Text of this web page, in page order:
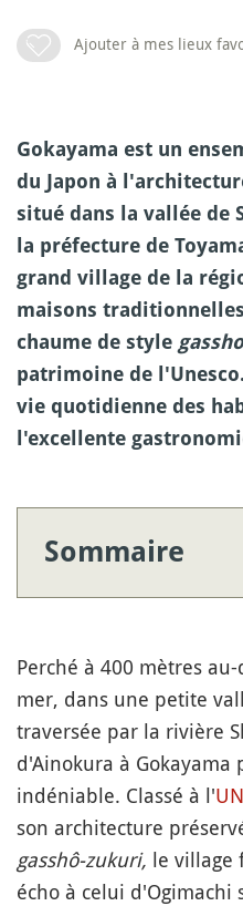
Ajouter à mes lieux
Gokayama est un
du Japon à
situé dans la vallée de
la préfecture de
grand village de la
maisons
chaume de style
patrimoine de
vie quotidienne des
l'excellente
Sommaire
Perché à 400 mètres
mer, dans une petite
traversée par la rivière
d'Ainokura à Gokayama
indéniable. Classé à l'
son architecture
gasshô-zukuri, le village
écho à celui